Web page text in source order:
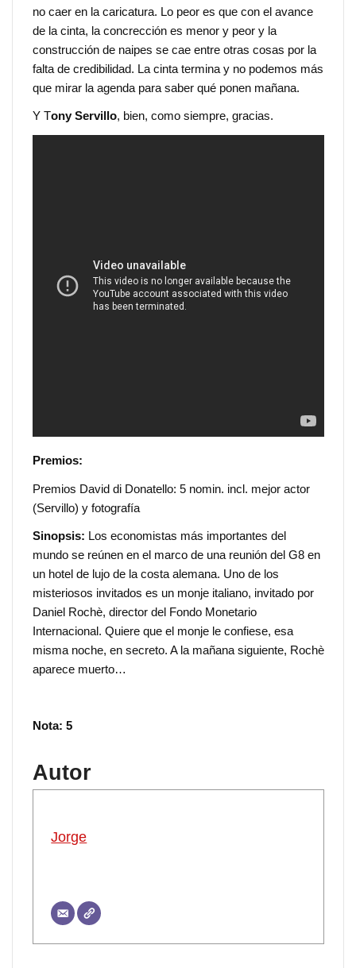
no caer en la caricatura. Lo peor es que con el avance
de la cinta, la concrección es menor y peor y la
construcción de naipes se cae entre otras cosas por la
falta de credibilidad. La cinta termina y no podemos más
que mirar la agenda para saber qué ponen mañana.
Y Tony Servillo, bien, como siempre, gracias.
Premios:
Premios David di Donatello: 5 nomin. incl. mejor actor
(Servillo) y fotografía
Sinopsis: Los economistas más importantes del
mundo se reúnen en el marco de una reunión del G8 en
un hotel de lujo de la costa alemana. Uno de los
misteriosos invitados es un monje italiano, invitado por
Daniel Rochè, director del Fondo Monetario
Internacional. Quiere que el monje le confiese, esa
misma noche, en secreto. A la mañana siguiente, Rochè
aparece muerto…
Nota: 5
Autor
Jorge